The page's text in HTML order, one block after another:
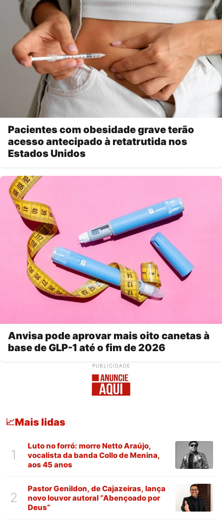
Pacientes com obesidade grave terão
acesso antecipado à retatrutida nos
Estados Unidos
Anvisa pode aprovar mais oito canetas à
base de GLP-1 até o fim de 2026
PUBLICIDADE
📈Mais lidas
1
Luto no forró: morre Netto Araújo,
vocalista da banda Collo de Menina,
aos 45 anos
2
Pastor Genildon, de Cajazeiras, lança
novo louvor autoral “Abençoado por
Deus”